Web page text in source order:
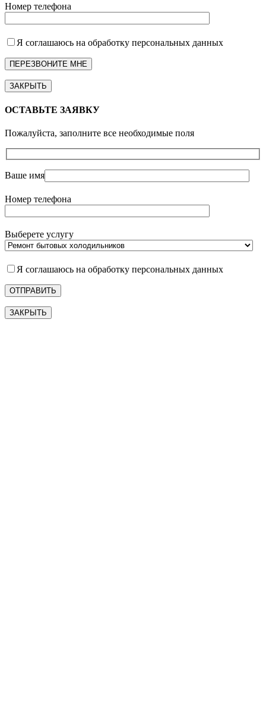
Номер телефона
Я соглашаюсь на обработку персональных данных
ЗАКРЫТЬ
ОСТАВЬТЕ ЗАЯВКУ
Пожалуйста, заполните все необходимые поля
Ваше имя
Номер телефона
Выберете услугу
Я соглашаюсь на обработку персональных данных
ЗАКРЫТЬ